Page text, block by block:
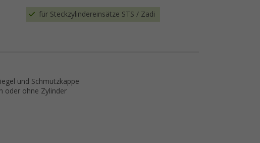
für Steckzylindereinsätze STS / Zadi
und Schmutzkappe
oder ohne Zylinder